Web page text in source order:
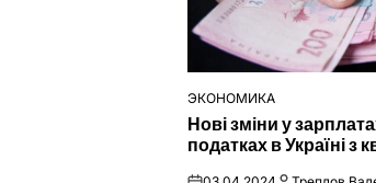
ОПУБЛІКУВАТИ
У
ЭКОНОМИКА
Нові зміни у
податках в Україні з